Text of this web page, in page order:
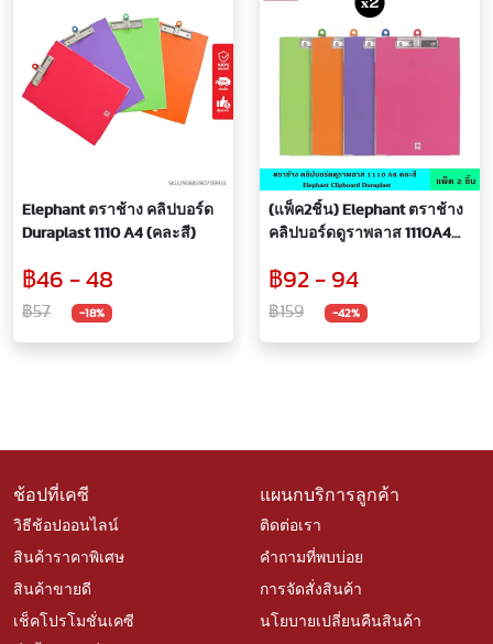
Elephant ตราช้าง คลิปบอร์ด
Duraplast 1110 A4 (คละสี)
฿46 - 48
฿57 -18%
(แพ็ค2ชิ้น) Elephant ตราช้าง
คลิปบอร์ดดูราพลาส 1110A4
กระดาษ ทนทาน กันน้ำ กันรอย
฿92 - 94
฿159 -42%
ช้อปที่เคซี
วิธีช้อปออนไลน์
สินค้าราคาพิเศษ
สินค้าขายดี
เช็คโปรโมชั่นเคซี
แผนกบริการลูกค้า
ติดต่อเรา
คำถามที่พบบ่อย
การจัดสั่งสินค้า
นโยบายเปลี่ยนคืนสินค้า